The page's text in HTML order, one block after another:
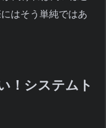
はそう単純ではあ
！システムト